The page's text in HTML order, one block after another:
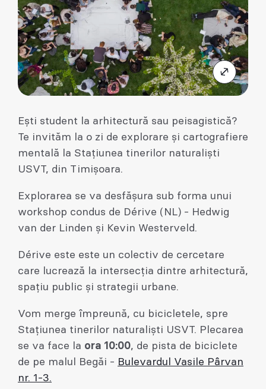
Ești student la arhitectură sau peisagistică?
Te invităm la o zi de explorare și cartografiere
mentală la Stațiunea tinerilor naturaliști
USVT, din Timișoara.
Explorarea se va desfășura sub forma unui
workshop condus de Dérive (NL) - Hedwig
van der Linden și Kevin Westerveld.
Dérive este este un colectiv de cercetare
care lucrează la intersecția dintre arhitectură,
spațiu public și strategii urbane.
Vom merge împreună, cu bicicletele, spre
Stațiunea tinerilor naturaliști USVT. Plecarea
se va face la ora 10:00, de pista de biciclete
de pe malul Begăi - Bulevardul Vasile Pârvan
nr. 1-3.